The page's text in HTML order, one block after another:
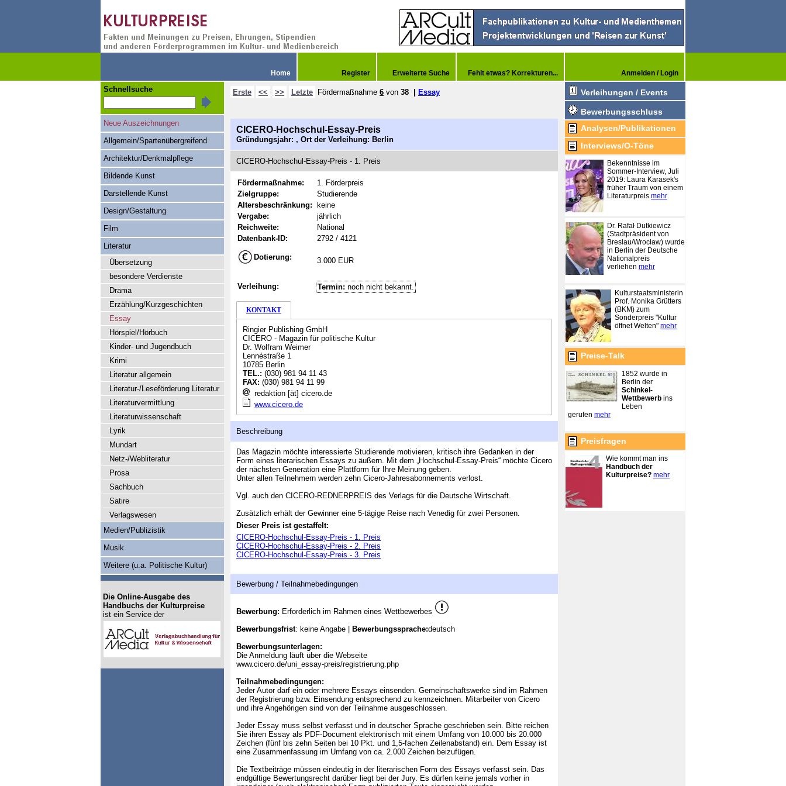
Home Register Erweiterte Suche Fehlt etwas? Korrekturen... Anmelden / Login
Erste << >> Letzte Fördermaßnahme 6 von 38 Essay
CICERO-Hochschul-Essay-Preis
Gründungsjahr: , Ort der Verleihung: Berlin
CICERO-Hochschul-Essay-Preis - 1. Preis
Fördermaßnahme:
1. Förderpreis
Zielgruppe:
Studierende
Altersbeschränkung:
keine
Vergabe:
jährlich
Reichweite:
National
Datenbank-ID:
2792 / 4121
Dotierung: 3.000 EUR
Verleihung: Termin: noch nicht bekannt.
KONTAKT
Ringier Publishing GmbH
CICERO - Magazin für politische Kultur
Dr. Wolfram Weimer
Lennéstraße 1
10785 Berlin
TEL.: (030) 981 94 11 43
FAX: (030) 981 94 11 99
redaktion [ät] cicero.de
www.cicero.de
Beschreibung
Das Magazin möchte interessierte Studierende motivieren, kritisch ihre Gedanken in der
Form eines literarischen Essays zu äußern. Mit dem „Hochschul-Essay-Preis“ möchte Cicero
der nächsten Generation eine Plattform für Ihre Meinung geben.
Unter allen Teilnehmern werden zehn Cicero-Jahresabonnements verlost.
Vgl. auch den CICERO-REDNERPREIS des Verlags für die Deutsche Wirtschaft.
Zusätzlich erhält der Gewinner eine 5-tägige Reise nach Venedig für zwei Personen.
Dieser Preis ist gestaffelt:
CICERO-Hochschul-Essay-Preis - 1. Preis
CICERO-Hochschul-Essay-Preis - 2. Preis
CICERO-Hochschul-Essay-Preis - 3. Preis
Bewerbung / Teilnahmebedingungen
Bewerbung: Erforderlich im Rahmen eines Wettbewerbes
Bewerbungsfrist: keine Angabe | Bewerbungssprache:deutsch
Bewerbungsunterlagen:
Die Anmeldung läuft über die Webseite
www.cicero.de/uni_essay-preis/registrierung.php
Teilnahmebedingungen:
Jeder Autor darf ein oder mehrere Essays einsenden. Gemeinschaftswerke sind im Rahmen
der Registrierung bzw. Einsendung entsprechend zu kennzeichnen. Mitarbeiter von Cicero
und ihre Angehörigen sind von der Teilnahme ausgeschlossen.
Jeder Essay muss selbst verfasst und in deutscher Sprache geschrieben sein. Bitte reichen
Sie ihren Essay als PDF-Document elektronisch mit einem Umfang von 10.000 bis 20.000
Zeichen (fünf bis zehn Seiten bei 10 Pkt. und 1,5-fachen Zeilenabstand) ein. Dem Essay ist
eine Zusammenfassung im Umfang von ca. 2.000 Zeichen beizufügen.
Die Textbeiträge müssen eindeutig in der literarischen Form des Essays verfasst sein. Das
endgültige Bewertungsrecht darüber liegt bei der Jury. Es dürfen keine jemals vorher in
Schnellsuche
Neue Auszeichnungen
Allgemein/Spartenübergreifend
Architektur/Denkmalpflege
Bildende Kunst
Darstellende Kunst
Design/Gestaltung
Film
Literatur
Übersetzung
besondere Verdienste
Drama
Erzählung/Kurzgeschichten
Essay
Hörspiel/Hörbuch
Kinder- und Jugendbuch
Krimi
Literatur allgemein
Literatur-/Leseförderung Literatur
Literaturvermittlung
Literaturwissenschaft
Lyrik
Mundart
Netz-/Webliteratur
Prosa
Sachbuch
Satire
Verlagswesen
Medien/Publizistik
Musik
Weitere (u.a. Politische Kultur)
Die Online-Ausgabe des
Handbuchs der Kulturpreise
ist ein Service der
Verleihungen / Events
Bewerbungsschluss
Analysen/Publikationen
Interviews/O-Töne
Bekenntnisse im
Sommer-Interview, Juli
2019: Laura Karasek's
früher Traum von einem
Literaturpreis mehr
Dr. Rafał Dutkiewicz
(Stadtpräsident von
Breslau/Wrocław) wurde
in Berlin der Deutsche
Nationalpreis
verliehen mehr
Kulturstaatsministerin
Prof. Monika Grütters
(BKM) zum
Sonderpreis "Kultur
öffnet Welten" mehr
Preise-Talk
1852 wurde in
Berlin der
Schinkel-
Wettbewerb ins
Leben
gerufen mehr
Preisfragen
Wie kommt man ins
Handbuch der
Kulturpreise? mehr